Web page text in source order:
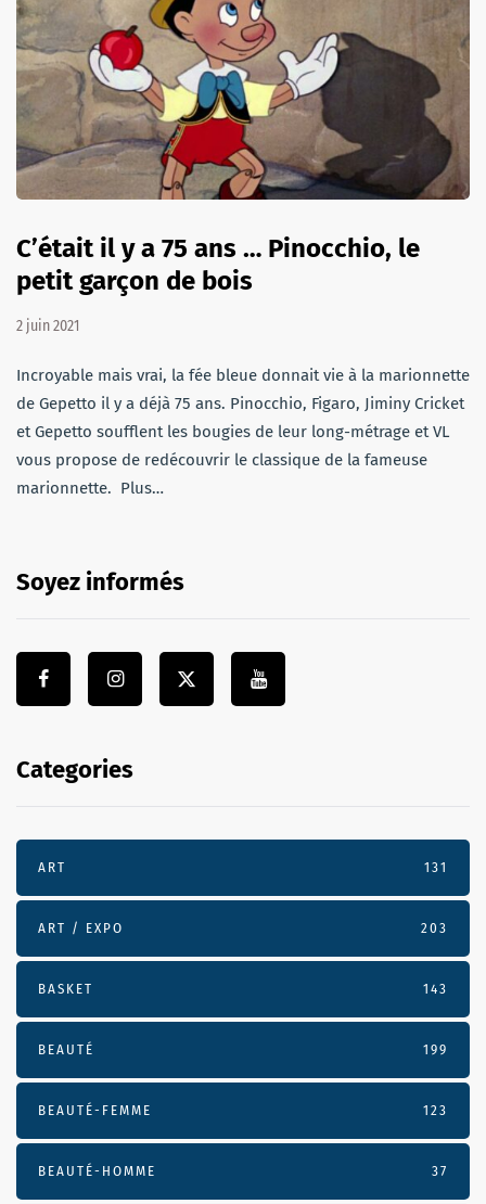
C’était il y a 75 ans … Pinocchio, le
petit garçon de bois
2 juin 2021
Incroyable mais vrai, la fée bleue donnait vie à la marionnette
de Gepetto il y a déjà 75 ans. Pinocchio, Figaro, Jiminy Cricket
et Gepetto soufflent les bougies de leur long-métrage et VL
vous propose de redécouvrir le classique de la fameuse
marionnette. Plus…
Soyez informés
Categories
ART 131
ART / EXPO 203
BASKET 143
BEAUTÉ 199
BEAUTÉ-FEMME 123
BEAUTÉ-HOMME 37